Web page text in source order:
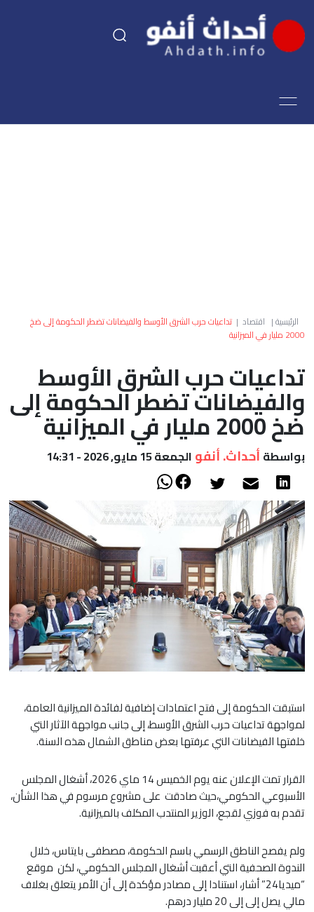
اقتصاد
العالم
الصحراء
الرئيسية| اقتصاد | تداعيات حرب الشرق الأوسط والفيضانات تضطر الحكومة إلى ضخ
2000 مليار في الميزانية
تداعيات حرب الشرق الأوسط
والفيضانات تضطر الحكومة إلى
ضخ 2000 مليار في الميزانية
بواسطة أحداث. أنفو الجمعة 15 مايو, 2026 - 14:31
استبقت الحكومة إلى فتح اعتمادات إضافية لفائدة الميزانية العامة،
لمواجهة تداعيات حرب الشرق الأوسط، إلى جانب مواجهة الآثار التي
خلفتها الفيضانات التي عرفتها بعض مناطق الشمال هذه السنة.
القرار تمت الإعلان عنه يوم الخميس 14 ماي 2026، أشغال المجلس
الأسبوعي الحكومي،حيث صادقت على مشروع مرسوم في هذا الشأن،
تقدم به فوزي لقجع، الوزير المنتدب المكلف بالميزانية.
ولم يفصح الناطق الرسمي باسم الحكومة، مصطفى بايتاس، خلال
الندوة الصحفية التي أعقبت أشغال المجلس الحكومي، لكن موقع
“ميديا24” أشار، استنادا إلى مصادر مؤكدة إلى أن الأمر يتعلق بغلاف
مالي يصل إلى إلى 20 مليار درهم.